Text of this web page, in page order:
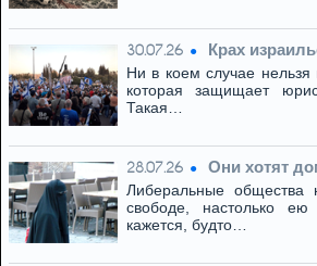
30.07.26 Крах
Ни в коем случае нельзя
которая защищает
Такая…
28.07.26 Они хотят
Либеральные общества
свободе, настолько
кажется, будто…